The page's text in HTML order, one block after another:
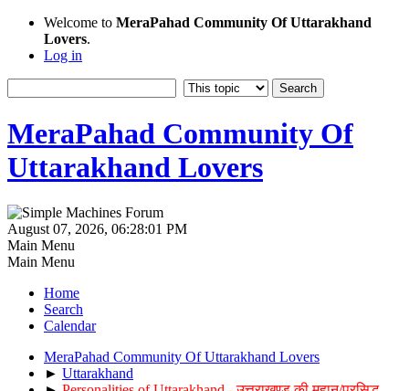
Welcome to MeraPahad Community Of Uttarakhand
Lovers.
Log in
MeraPahad Community Of
Uttarakhand Lovers
August 07, 2026, 06:28:01 PM
Main Menu
Main Menu
Home
Search
Calendar
MeraPahad Community Of Uttarakhand Lovers
► Uttarakhand